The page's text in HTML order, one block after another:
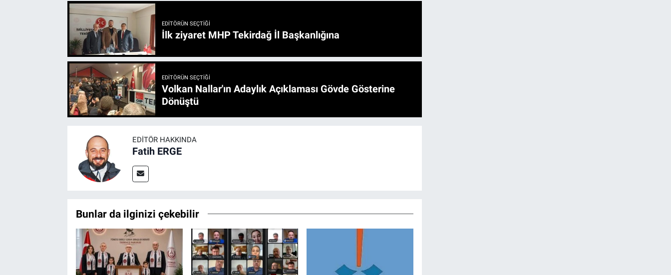
EDITÖRÜN SEÇTIĞI
İlk ziyaret MHP Tekirdağ İl Başkanlığına
EDITÖRÜN SEÇTIĞI
Volkan Nallar'ın Adaylık Açıklaması Gövde Gösterine
Dönüştü
EDITÖR HAKKINDA
Fatih ERGE
Bunlar da ilginizi çekebilir